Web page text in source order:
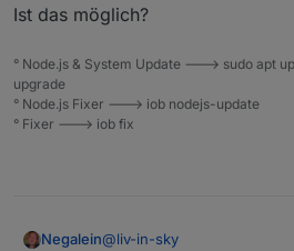
Ist das möglich?
° Node.js & System Update ---> sudo apt
upgrade
° Node.js Fixer ---> iob nodejs-update
° Fixer ---> iob fix
Negalein@liv-in-sky